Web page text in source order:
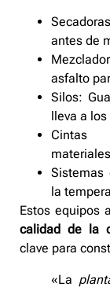
antes de
asfalto
Silos:
lleva a
Cintas
Sistemas
la
Estos equipos
calidad de la
clave para
«La